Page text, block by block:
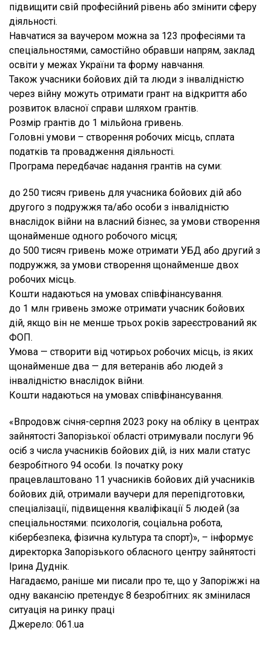
підвищити свій професійний рівень або змінити сферу
діяльності.
Навчатися за ваучером можна за 123 професіями та
спеціальностями, самостійно обравши напрям, заклад
освіти у межах України та форму навчання.
Також учасники бойових дій та люди з інвалідністю
через війну можуть отримати грант на відкриття або
розвиток власної справи шляхом грантів.
Розмір грантів до 1 мільйона гривень.
Головні умови – створення робочих місць, сплата
податків та провадження діяльності.
Програма передбачає надання грантів на суми:
до 250 тисяч гривень для учасника бойових дій або
другого з подружжя та/або особи з інвалідністю
внаслідок війни на власний бізнес, за умови створення
щонайменше одного робочого місця;
до 500 тисяч гривень може отримати УБД або другий з
подружжя, за умови створення щонайменше двох
робочих місць.
Кошти надаються на умовах співфінансування.
до 1 млн гривень зможе отримати учасник бойових
дій, якщо він не менше трьох років зареєстрований як
ФОП.
Умова — створити від чотирьох робочих місць, із яких
щонайменше два — для ветеранів або людей з
інвалідністю внаслідок війни.
Кошти надаються на умовах співфінансування.
«Впродовж січня-серпня 2023 року на обліку в центрах
зайнятості Запорізької області отримували послуги 96
осіб з числа учасників бойових дій, із них мали статус
безробітного 94 особи. Із початку року
працевлаштовано 11 учасників бойових дій учасників
бойових дій, отримали ваучери для перепідготовки,
спеціалізації, підвищення кваліфікації 5 людей (за
спеціальностями: психологія, соціальна робота,
кібербезпека, фізична культура та спорт)», – інформує
директорка Запорізького обласного центру зайнятості
Ірина Дуднік.
Нагадаємо, раніше ми писали про те, що у Запоріжжі на
одну вакансію претендує 8 безробітних: як змінилася
ситуація на ринку праці
Джерело: 061.ua